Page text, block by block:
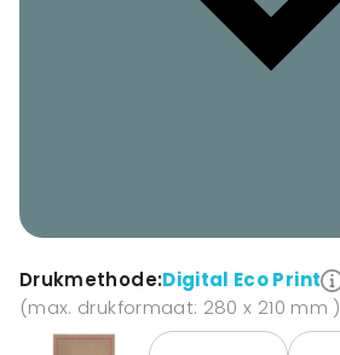
Drukmethode:Digital Eco Print
(max. drukformaat: 280 x 210 mm )